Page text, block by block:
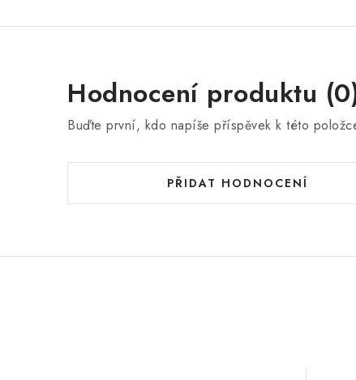
Hodnocení produktu
Buďte první, kdo napíše příspěvek k této
PŘIDAT HODNOCENÍ